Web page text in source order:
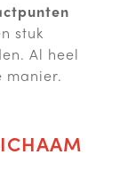
stuk
Al heel
manier.